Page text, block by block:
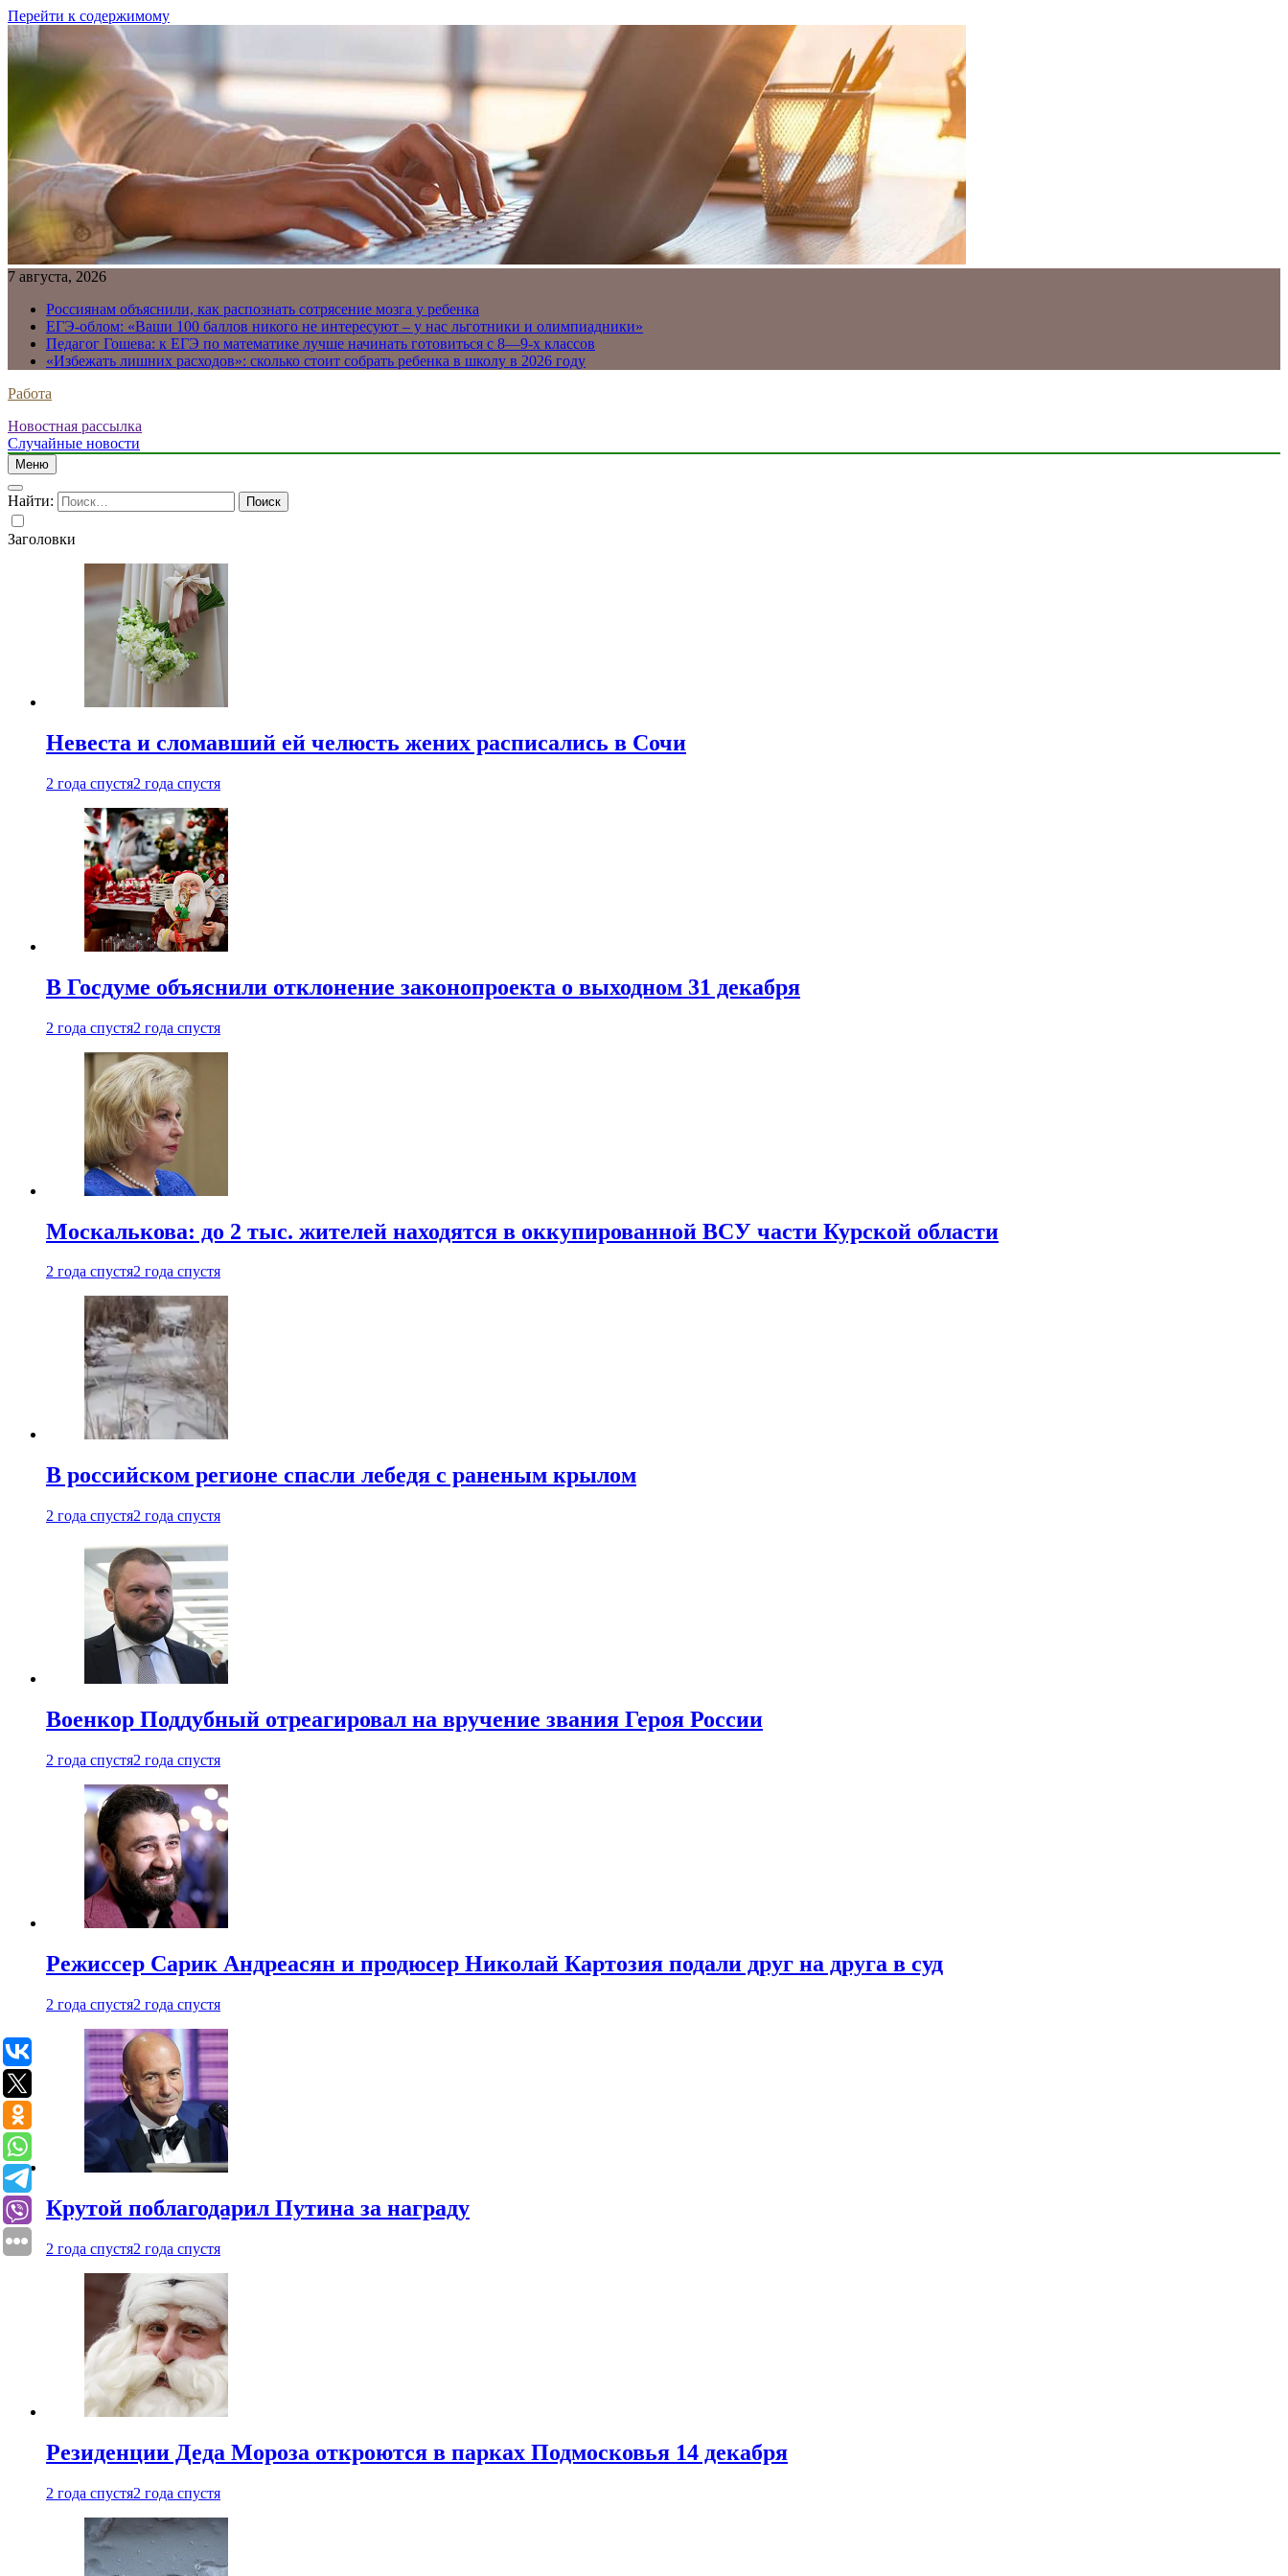
Перейти к содержимому
7 августа, 2026
Россиянам объяснили, как распознать сотрясение мозга у ребенка
ЕГЭ-облом: «Ваши 100 баллов никого не интересуют – у нас льготники и олимпиадники»
Педагог Гошева: к ЕГЭ по математике лучше начинать готовиться с 8—9-х классов
«Избежать лишних расходов»: сколько стоит собрать ребенка в школу в 2026 году
Работа
Новостная рассылка
Случайные новости
Меню
Найти:
Заголовки
Невеста и сломавший ей челюсть жених расписались в Сочи
2 года спустя2 года спустя
В Госдуме объяснили отклонение законопроекта о выходном 31 декабря
2 года спустя2 года спустя
Москалькова: до 2 тыс. жителей находятся в оккупированной ВСУ части Курской области
2 года спустя2 года спустя
В российском регионе спасли лебедя с раненым крылом
2 года спустя2 года спустя
Военкор Поддубный отреагировал на вручение звания Героя России
2 года спустя2 года спустя
Режиссер Сарик Андреасян и продюсер Николай Картозия подали друг на друга в суд
2 года спустя2 года спустя
Крутой поблагодарил Путина за награду
2 года спустя2 года спустя
Резиденции Деда Мороза откроются в парках Подмосковья 14 декабря
2 года спустя2 года спустя